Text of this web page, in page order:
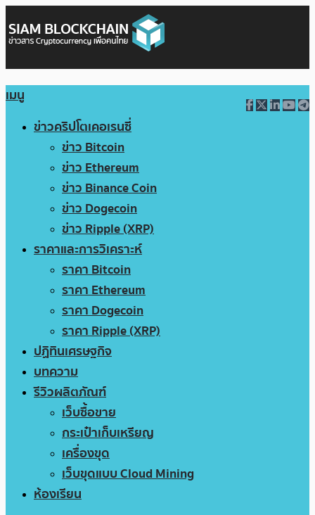
เมนู
ข่าวคริปโตเคอเรนซี่
ข่าว Bitcoin
ข่าว Ethereum
ข่าว Binance Coin
ข่าว Dogecoin
ข่าว Ripple (XRP)
ราคาและการวิเคราะห์
ราคา Bitcoin
ราคา Ethereum
ราคา Dogecoin
ราคา Ripple (XRP)
ปฏิทินเศรษฐกิจ
บทความ
รีวิวผลิตภัณฑ์
เว็บซื้อขาย
กระเป๋าเก็บเหรียญ
เครื่องขุด
เว็บขุดแบบ Cloud Mining
ห้องเรียน